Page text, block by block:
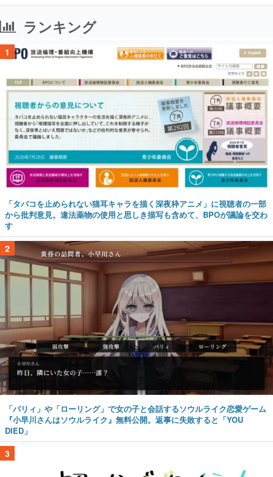
ランキング
1
「タバコを止められない猫耳キャラを描く深夜枠アニメ」に視聴者の一部
から批判意見。違法薬物の使用と思しき描写も含めて、BPOが議論を交わ
す
2
「パリィ」や「ローリング」で女の子と会話するソウルライク恋愛ゲーム
『小早川さんはソウルライク』無料公開。返事に失敗すると「YOU
DIED」
3